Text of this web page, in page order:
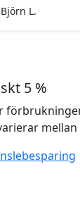
Björn L.
5 %